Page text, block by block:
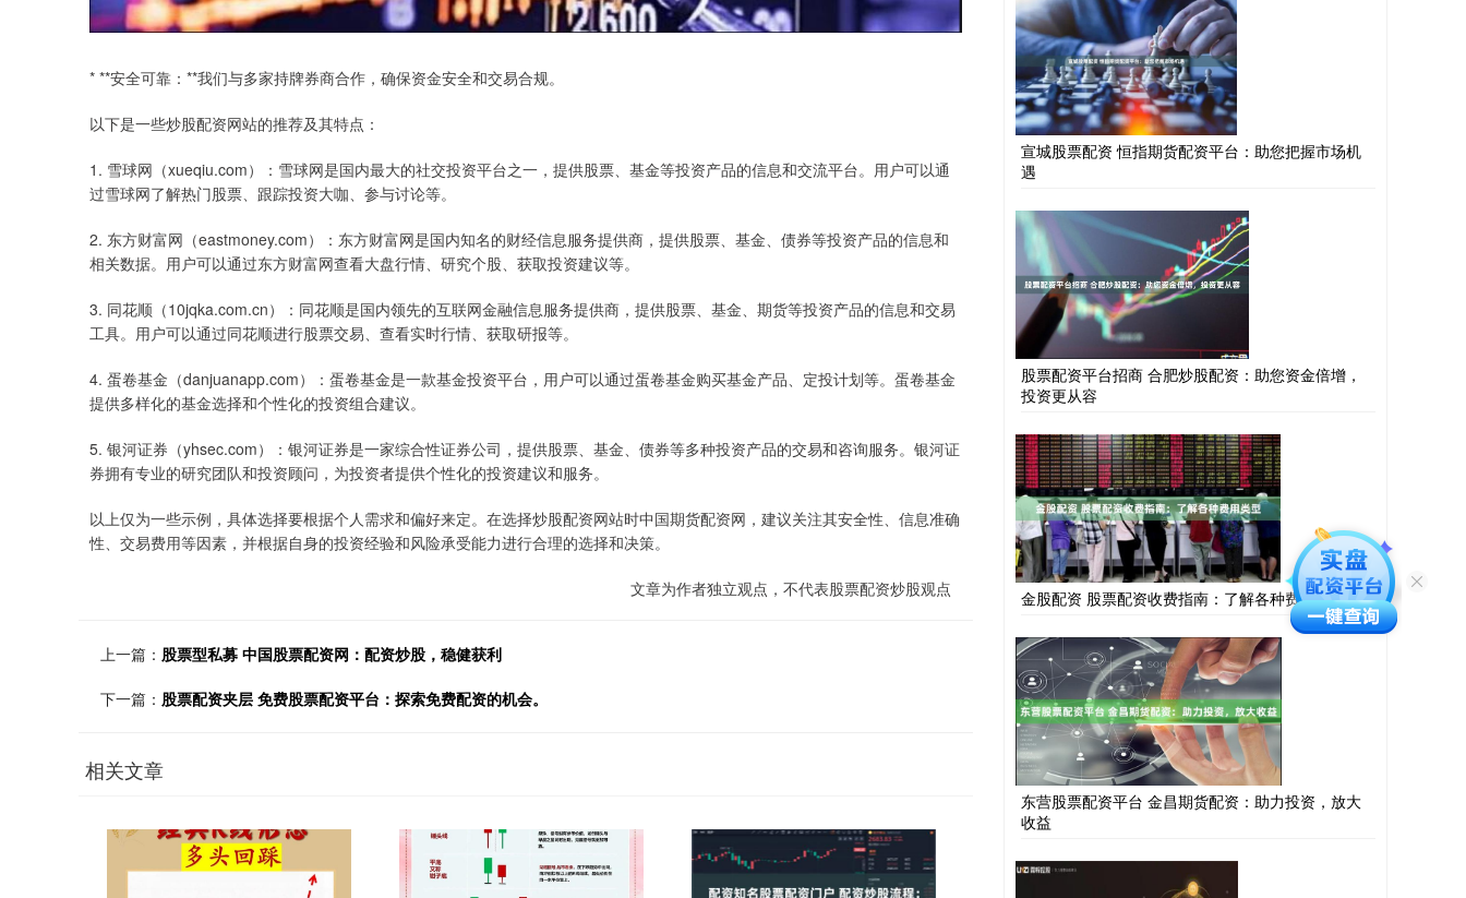
* **安全可靠：**我们与多家持牌券商合作，确保资金安全和交易合规。
以下是一些炒股配资网站的推荐及其特点：
1. 雪球网（xueqiu.com）：雪球网是国内最大的社交投资平台之一，提供股票、基金等投资产品的信息和交流平台。用户可以通
过雪球网了解热门股票、跟踪投资大咖、参与讨论等。
2. 东方财富网（eastmoney.com）：东方财富网是国内知名的财经信息服务提供商，提供股票、基金、债券等投资产品的信息和
相关数据。用户可以通过东方财富网查看大盘行情、研究个股、获取投资建议等。
3. 同花顺（10jqka.com.cn）：同花顺是国内领先的互联网金融信息服务提供商，提供股票、基金、期货等投资产品的信息和交易
工具。用户可以通过同花顺进行股票交易、查看实时行情、获取研报等。
4. 蛋卷基金（danjuanapp.com）：蛋卷基金是一款基金投资平台，用户可以通过蛋卷基金购买基金产品、定投计划等。蛋卷基金
提供多样化的基金选择和个性化的投资组合建议。
5. 银河证券（yhsec.com）：银河证券是一家综合性证券公司，提供股票、基金、债券等多种投资产品的交易和咨询服务。银河证
券拥有专业的研究团队和投资顾问，为投资者提供个性化的投资建议和服务。
以上仅为一些示例，具体选择要根据个人需求和偏好来定。在选择炒股配资网站时中国期货配资网，建议关注其安全性、信息准确
性、交易费用等因素，并根据自身的投资经验和风险承受能力进行合理的选择和决策。
文章为作者独立观点，不代表股票配资炒股观点
上一篇： 股票型私募 中国股票配资网：配资炒股，稳健获利
下一篇： 股票配资夹层 免费股票配资平台：探索免费配资的机会。
相关文章
宣城股票配资 恒指期货配资平台：助您把握市场机
遇
股票配资平台招商 合肥炒股配资：助您资金倍增，
投资更从容
金股配资 股票配资收费指南：了解各种费用类型
东营股票配资平台 金昌期货配资：助力投资，放大
收益